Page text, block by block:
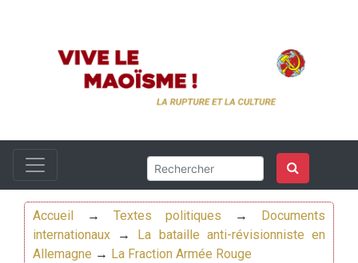
Accueil → Textes politiques →
Documents
internationaux →
La bataille anti-révisionniste en
Allemagne → La Fraction Armée Rouge